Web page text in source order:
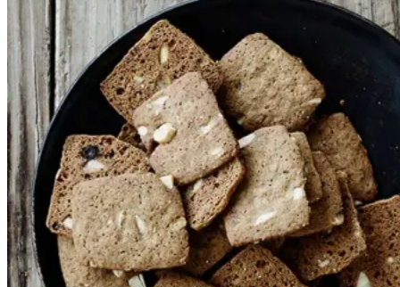
Disse forrygende brunkager
smages til med appelsinskal og er
uden sukat. Du kan dog tilsætte
25 g hakket sukat, hvis du ønsker
det. Det er essentielt, at du ikke
overbager dem; knashårde
brunkager er der ikke meget ved.